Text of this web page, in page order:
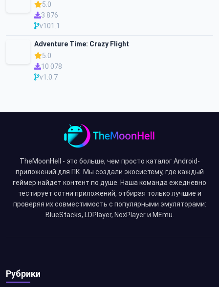
5.0
3 876
v101.1
Adventure Time: Crazy Flight
5.0
10 078
v1.0.7
TheMoonHell - это больше, чем просто каталог Android-
приложений для ПК. Мы создали экосистему, где каждый
геймер найдет контент по душе. Наша команда ежедневно
тестирует сотни приложений, отбирая только лучшие и
проверяя их совместимость с популярными эмуляторами:
BlueStacks, LDPlayer, NoxPlayer и MEmu.
Рубрики